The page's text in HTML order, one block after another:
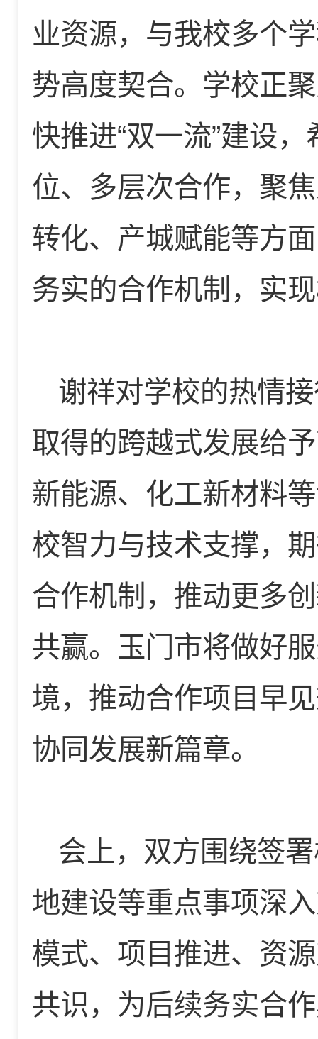
业资源，与我校多个
势高度契合。学校正
快推进“双一流”建设
位、多层次合作，聚
转化、产城赋能等方
务实的合作机制，实
谢祥对学校的热情
取得的跨越式发展给
新能源、化工新材料
校智力与技术支撑，
合作机制，推动更多
共赢。玉门市将做好
境，推动合作项目早
协同发展新篇章。
会上，双方围绕签
地建设等重点事项深
模式、项目推进、资
共识，为后续务实合